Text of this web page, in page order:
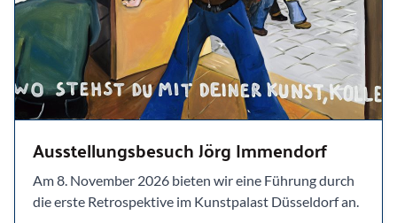
Ausstellungsbesuch Jörg Immendorf
Am 8. November 2026 bieten wir eine Führung durch
die erste Retrospektive im Kunstpalast Düsseldorf an.